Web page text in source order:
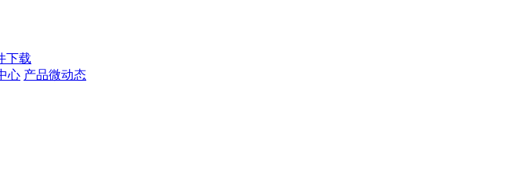
下载
心 产品微动态